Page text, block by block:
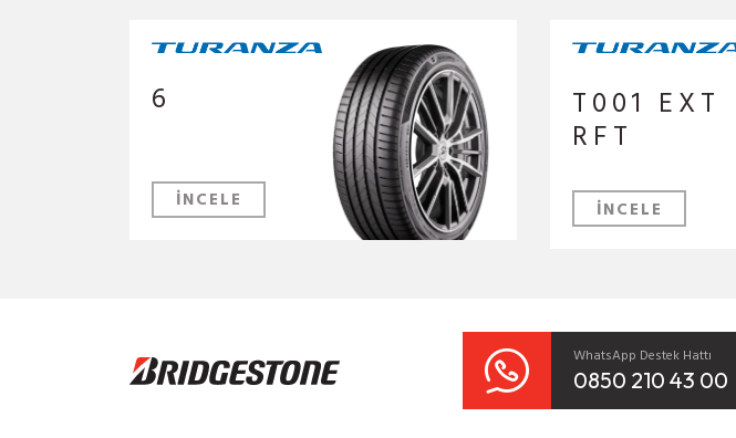
6
İNCELE
T001 EXT
RFT
İNCELE
WhatsApp Destek Hattı
0850 210 43 00